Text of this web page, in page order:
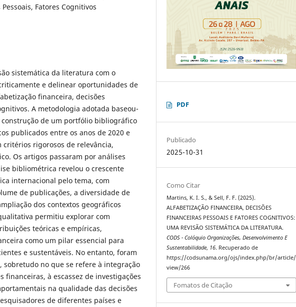
Fatores Cognitivos
sistemática da literatura com o
e delinear oportunidades de
financeira, decisões
A metodologia adotada baseou-
construção de um portfólio bibliográfico
publicados entre os anos de 2020 e
critérios rigorosos de relevância,
Os artigos passaram por análises
bibliométrica revelou o crescente
internacional pelo tema, com
de publicações, a diversidade de
dos contextos geográficos
permitiu explorar com
teóricas e empíricas,
como um pilar essencial para
e sustentáveis. No entanto, foram
sobretudo no que se refere à integração
financeiras, à escassez de investigações
na qualidade das decisões
de diferentes países e
PDF
Publicado
2025-10-31
Como Citar
Martins, K. I. S., & Sell, F. F. (2025).
ALFABETIZAÇÃO FINANCEIRA, DECISÕES
FINANCEIRAS PESSOAIS E FATORES COGNITIVOS:
UMA REVISÃO SISTEMÁTICA DA LITERATURA.
CODS - Colóquio Organizações, Desenvolvimento E
Sustentabilidade, 16. Recuperado de
https://codsunama.org/ojs/index.php/br/article/
view/266
Fomatos de Citação